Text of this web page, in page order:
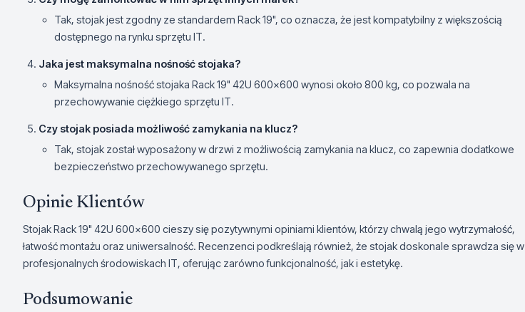
Tak, stojak jest zgodny ze standardem Rack 19", co oznacza, że jest kompatybilny z większością
dostępnego na rynku sprzętu IT.
Jaka jest maksymalna nośność stojaka?
Maksymalna nośność stojaka Rack 19" 42U 600x600 wynosi około 800 kg, co pozwala na
przechowywanie ciężkiego sprzętu IT.
Czy stojak posiada możliwość zamykania na klucz?
Tak, stojak został wyposażony w drzwi z możliwością zamykania na klucz, co zapewnia dodatkowe
bezpieczeństwo przechowywanego sprzętu.
Opinie Klientów
Stojak Rack 19" 42U 600x600 cieszy się pozytywnymi opiniami klientów, którzy chwalą jego wytrzymałość,
łatwość montażu oraz uniwersalność. Recenzenci podkreślają również, że stojak doskonale sprawdza się w
profesjonalnych środowiskach IT, oferując zarówno funkcjonalność, jak i estetykę.
Podsumowanie